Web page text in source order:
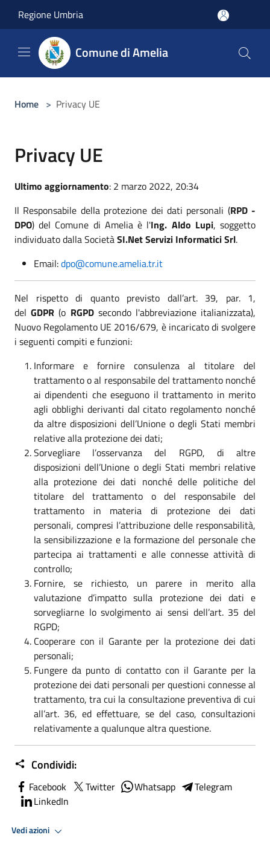
Regione Umbria
Comune di Amelia
Home > Privacy UE
Privacy UE
Ultimo aggiornamento: 2 marzo 2022, 20:34
Il Responsabile della protezione dei dati personali (RPD -
DPO) del Comune di Amelia è l'Ing. Aldo Lupi, soggetto
individuato dalla SocietàSI.Net Servizi Informatici Srl.
Email:dpo@comune.amelia.tr.it
Nel rispetto di quanto previsto dall’art. 39, par. 1,
delGDPR (o RGPDsecondo l'abbreviazione italianizzata),
Nuovo Regolamento UE 2016/679, è incaricato di svolgere
i seguenti compiti e funzioni:
Informare e fornire consulenza al titolare del
trattamento o al responsabile del trattamento nonché
ai dipendenti che eseguono il trattamento in merito
agli obblighi derivanti dal citato regolamento nonché
da altre disposizioni dell’Unione o degli Stati membri
relative alla protezione dei dati;
Sorvegliare l’osservanza del RGPD, di altre
disposizioni dell’Unione o degli Stati membri relative
alla protezione dei dati nonché delle politiche del
titolare del trattamento o del responsabile del
trattamento in materia di protezione dei dati
personali, compresi l’attribuzione delle responsabilità,
la sensibilizzazione e la formazione del personale che
partecipa ai trattamenti e alle connesse attività di
controllo;
Fornire, se richiesto, un parere in merito alla
valutazione d’impatto sulla protezione dei dati e
sorvegliarne lo svolgimento ai sensi dell’art. 35 del
RGPD;
Cooperare con il Garante per la protezione dei dati
personali;
Fungere da punto di contatto con il Garante per la
protezione dei dati personali per questioni connesse al
trattamento, tra cui la consultazione preventiva di cui
all’art. 36, ed effettuare, se del caso, consultazioni
relativamente a qualunque altra questione.
Condividi:
Facebook Twitter Whatsapp
Telegram
LinkedIn
Vedi azioni